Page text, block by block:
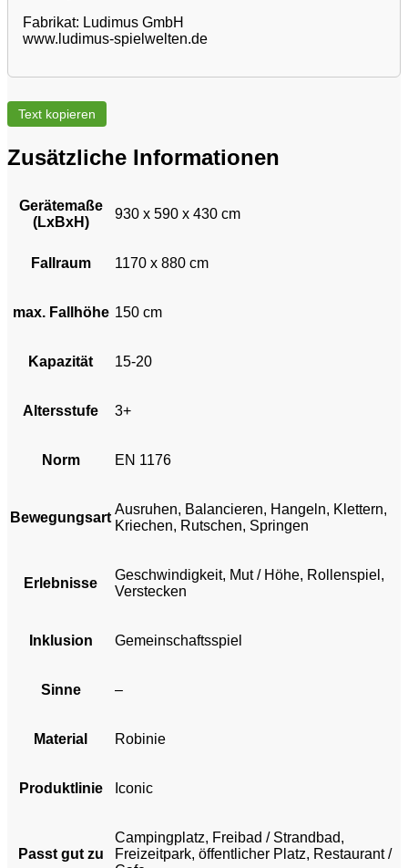
Fabrikat: Ludimus GmbH
www.ludimus-spielwelten.de
Text kopieren
Zusätzliche Informationen
Gerätemaße
(LxBxH)
930 x 590 x 430 cm
Fallraum 1170 x 880 cm
max. Fallhöhe 150 cm
Kapazität 15-20
Altersstufe 3+
Norm EN 1176
Bewegungsart
Ausruhen, Balancieren, Hangeln, Klettern,
Kriechen, Rutschen, Springen
Erlebnisse
Geschwindigkeit, Mut / Höhe, Rollenspiel,
Verstecken
Inklusion Gemeinschaftsspiel
Sinne –
Material Robinie
Produktlinie Iconic
Passt gut zu
Campingplatz, Freibad / Strandbad,
Freizeitpark, öffentlicher Platz, Restaurant /